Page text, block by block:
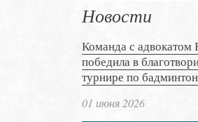
Новости
Команда с
победила в
турнире по
01 июня 2026